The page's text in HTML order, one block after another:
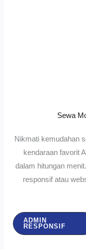
Sewa
Nikmati kemudahan
kendaraan favorit
dalam hitungan
responsif atau
ADMIN
RESPONSIF